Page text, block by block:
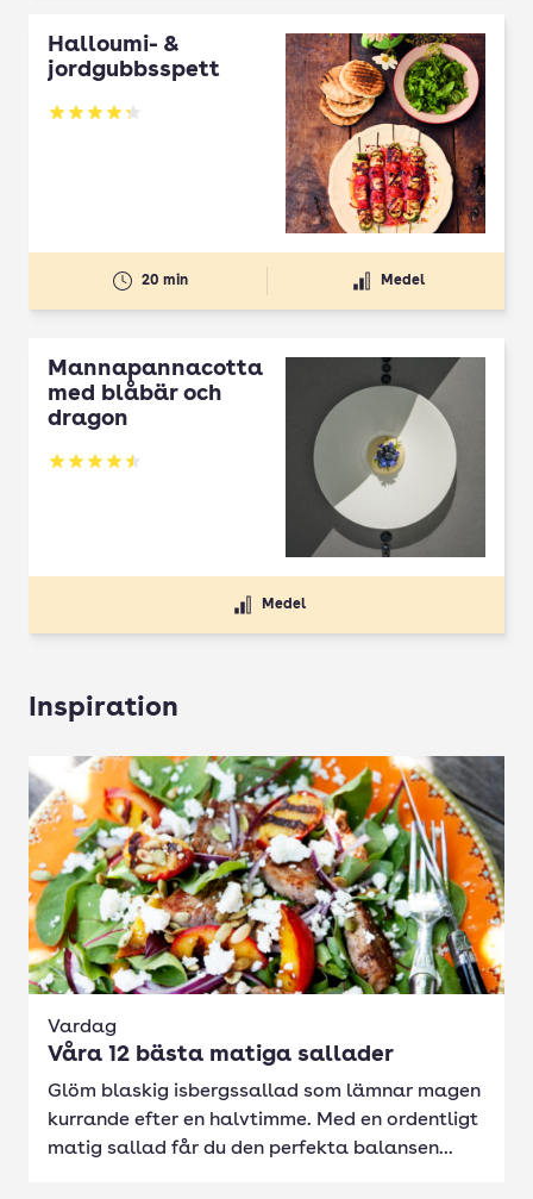
Halloumi- &
jordgubbsspett
Betyg: 4.3 av 5
20 min Medel
Mannapannacotta
med blåbär och
dragon
Betyg: 4.5 av 5
Medel
Inspiration
Vardag
Våra 12 bästa matiga sallader
Glöm blaskig isbergssallad som lämnar magen
kurrande efter en halvtimme. Med en ordentligt
matig sallad får du den perfekta balansen...